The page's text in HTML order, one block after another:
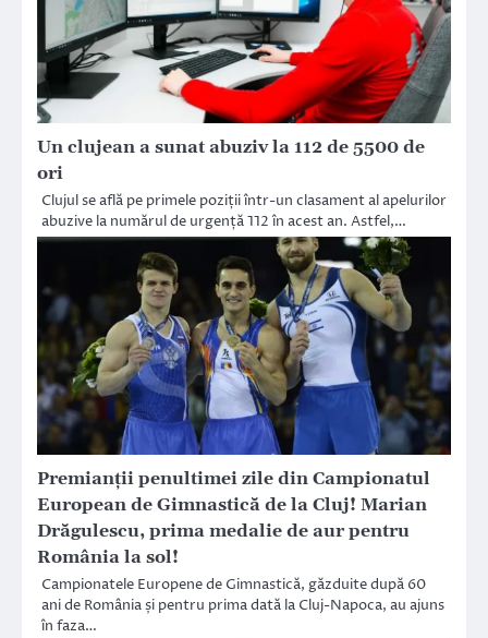
Un clujean a sunat abuziv la 112 de 5500 de
ori
Clujul se află pe primele poziții într-un clasament al apelurilor
abuzive la numărul de urgență 112 în acest an. Astfel,…
Premianții penultimei zile din Campionatul
European de Gimnastică de la Cluj! Marian
Drăgulescu, prima medalie de aur pentru
România la sol!
Campionatele Europene de Gimnastică, găzduite după 60
ani de România și pentru prima dată la Cluj-Napoca, au ajuns
în faza…